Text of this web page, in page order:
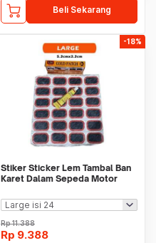
Beli Sekarang
-18%
Stiker Sticker Lem Tambal Ban
Karet Dalam Sepeda Motor
Rp11.388
Rp 9.388